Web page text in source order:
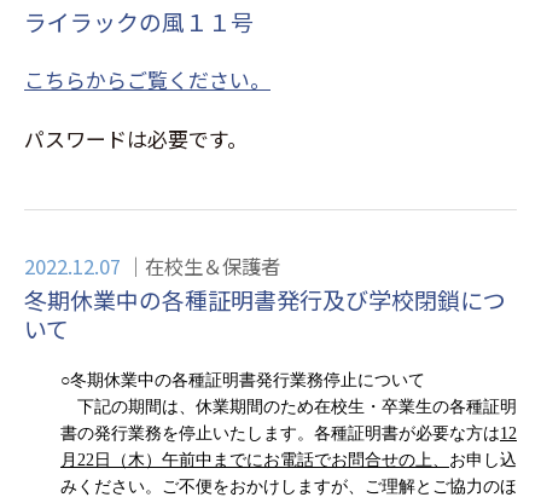
ライラックの風１１号
こちらからご覧ください。
パスワードは必要です。
2022.12.07 在校生＆保護者
冬期休業中の各種証明書発行及び学校閉鎖につ
いて
○冬期休業中の各種証明書発行業務停止について
下記の期間は、休業期間のため在校生・卒業生の各種証明
書の発行業務を停止いたします。各種証明書が必要な方は12
月 22 日（木 ）午前中までにお電話でお問合せの上、 お申し込
みください。ご不便をおかけしますが、ご理解とご協力のほ